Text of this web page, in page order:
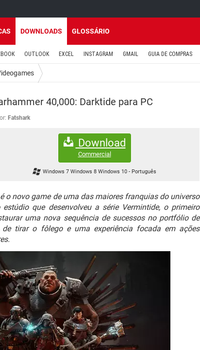
DOWNLOADS GLOSSÁRIO
OUTLOOK EXCEL INSTAGRAM GMAIL GUIA DE COMPRAS
40,000: Darktide para PC
Fatshark
Download
Commercial
Windows 7 Windows 8 Windows 10 - Português
o novo game de uma das maiores franquias do universo
que desenvolveu a série Vermintide, o primeiro
uma nova sequência de sucessos no portfólio de
de tirar o fôlego e uma experiência focada em ações